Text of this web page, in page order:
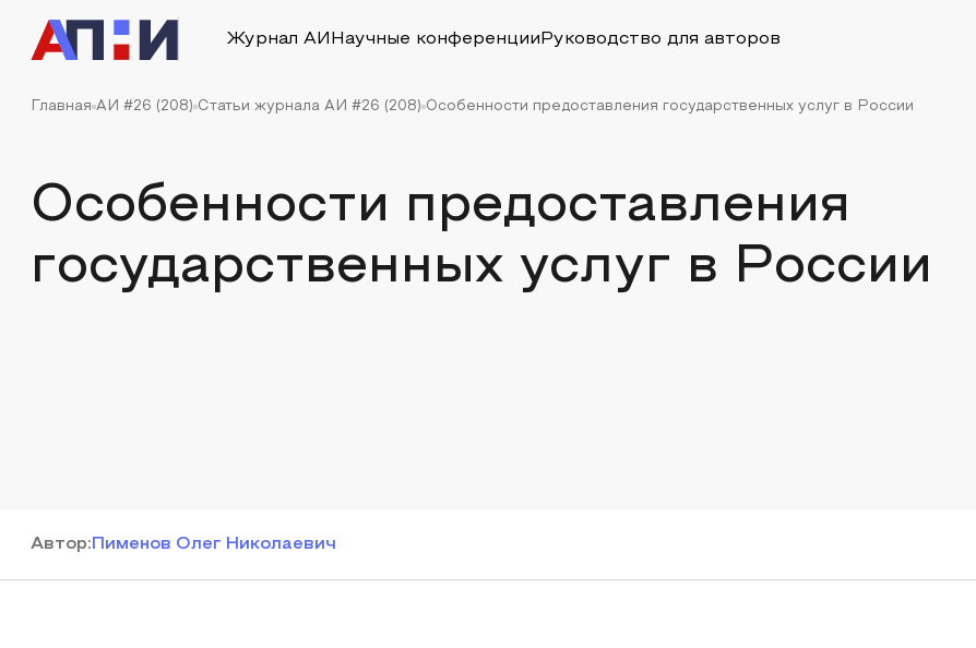
Журнал АИ Научные конференции Руководство для авторов
Главная АИ #26 (208) Статьи журнала АИ #26 (208) Особенности предоставления государственных услуг в России
Особенности предоставления
государственных услуг в России
Автор: Пименов Олег Николаевич